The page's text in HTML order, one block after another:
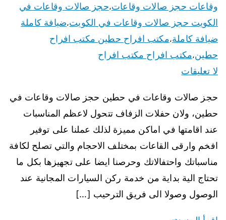
وقاعات حجز صالات وقاعات،حجز صالات وقاعات في
الكويت حجز صالات وقاعات في الكويت،ضيافة كاملة
ضيافة كاملة،مكتب افراح حطين مكتب افراح
حطين،مكتب افراح مكتب افراح
لا تعليقات
حجز صالات وقاعات في حطين حجز صالات وقاعات في
حطين، ولان حفلات الزفاف تتحول لاعظم المناسبات
عند اقامتها في اماكن مميزة لذلك عملنا على توفير
افخم وارقى القاعات بمختلف الاحجام والتي تصلح لكافة
مناسباتك واحتفالاتك وحرصنا ايضا على تجهيزها بكل ما
تحتاج الية بداية من خدمة ركن السيارات المجانية عند
الوصول وصولا الى فريق الترحيب […]